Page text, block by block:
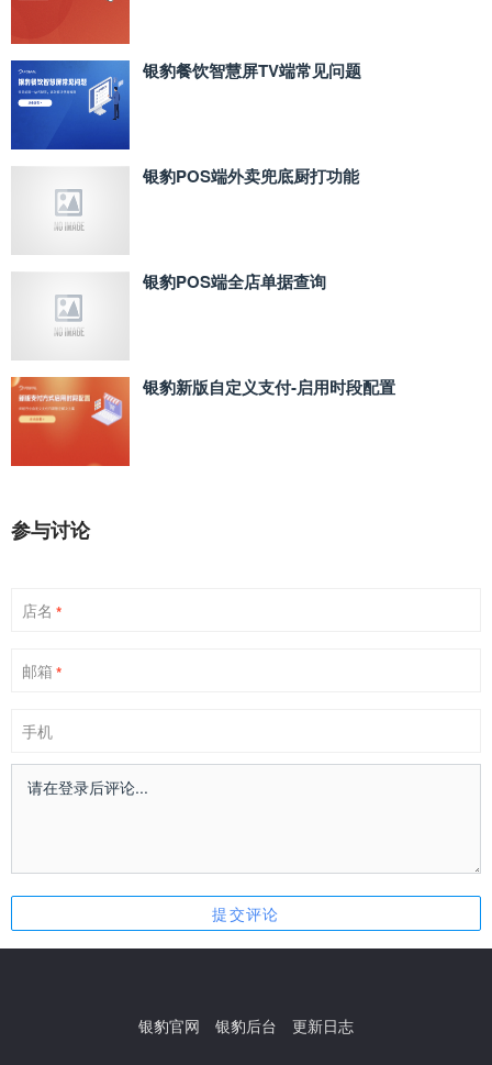
银豹餐饮智慧屏TV端常见问题
银豹POS端外卖兜底厨打功能
银豹POS端全店单据查询
银豹新版自定义支付‑启用时段配置
参与讨论
店名 *
邮箱 *
手机
银豹官网 银豹后台 更新日志